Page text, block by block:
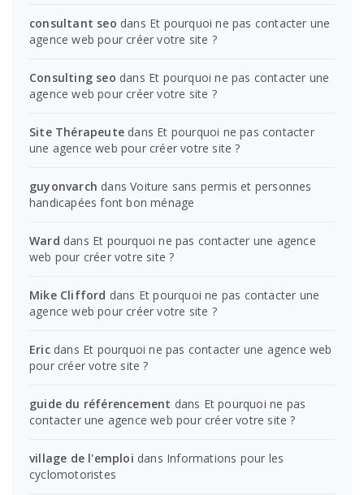
consultant seo dans Et pourquoi ne pas contacter une
agence web pour créer votre site ?
Consulting seo dans Et pourquoi ne pas contacter une
agence web pour créer votre site ?
Site Thérapeute dans Et pourquoi ne pas contacter
une agence web pour créer votre site ?
guyonvarch dansVoiture sans permis et personnes
handicapées font bon ménage
Ward dans Et pourquoi ne pas contacter une agence
web pour créer votre site ?
Mike Clifford dans Et pourquoi ne pas contacter une
agence web pour créer votre site ?
Ericdans Et pourquoi ne pas contacter une agence web
pour créer votre site ?
guide du référencement dans Et pourquoi ne pas
contacter une agence web pour créer votre site ?
village de l'emploi dans Informations pour les
cyclomotoristes